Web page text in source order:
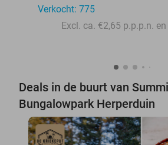
Verkocht: 775
Excl. ca. €2,65 p.p.p.n.
Deals in de buurt van
Bungalowpark Herperduin